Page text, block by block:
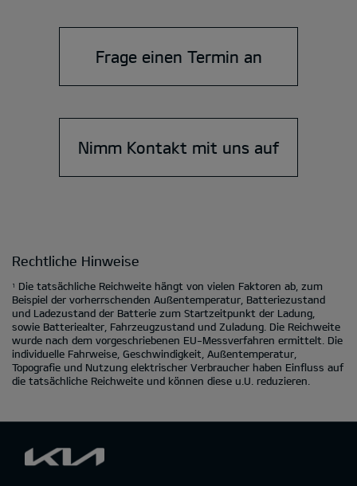
Frage einen Termin an
Nimm Kontakt mit uns auf
Rechtliche Hinweise
1
Die tatsächliche Reichweite hängt von vielen Faktoren ab, zum
Beispiel der vorherrschenden Außentemperatur, Batteriezustand
und Ladezustand der Batterie zum Startzeitpunkt der Ladung,
sowie Batteriealter, Fahrzeugzustand und Zuladung. Die Reichweite
wurde nach dem vorgeschriebenen EU-Messverfahren ermittelt. Die
individuelle Fahrweise, Geschwindigkeit, Außentemperatur,
Topografie und Nutzung elektrischer Verbraucher haben Einfluss auf
die tatsächliche Reichweite und können diese u.U. reduzieren.